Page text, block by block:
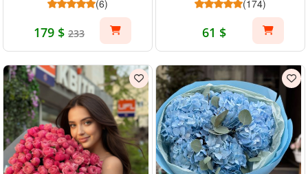
(6)
179 $ 233
(174)
61 $